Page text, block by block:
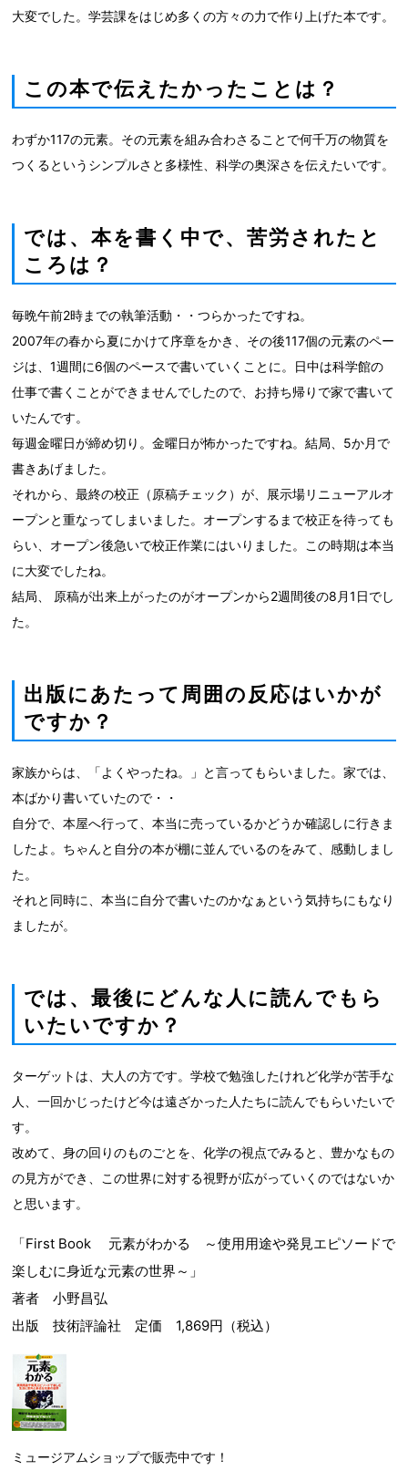
大変でした。学芸課をはじめ多くの方々の力で作り上げた本です。
この本で伝えたかったことは？
わずか117の元素。その元素を組み合わさることで何千万の物質を
つくるというシンプルさと多様性、科学の奥深さを伝えたいです。
では、本を書く中で、苦労されたと
ころは？
毎晩午前2時までの執筆活動・・つらかったですね。
2007年の春から夏にかけて序章をかき、その後117個の元素のペー
ジは、1週間に6個のペースで書いていくことに。日中は科学館の
仕事で書くことができませんでしたので、お持ち帰りで家で書いて
いたんです。
毎週金曜日が締め切り。金曜日が怖かったですね。結局、5か月で
書きあげました。
それから、最終の校正（原稿チェック）が、展示場リニューアルオ
ープンと重なってしまいました。オープンするまで校正を待っても
らい、オープン後急いで校正作業にはいりました。この時期は本当
に大変でしたね。
結局、 原稿が出来上がったのがオープンから2週間後の8月1日でし
た。
出版にあたって周囲の反応はいかが
ですか？
家族からは、「よくやったね。」と言ってもらいました。家では、
本ばかり書いていたので・・
自分で、本屋へ行って、本当に売っているかどうか確認しに行きま
したよ。ちゃんと自分の本が棚に並んでいるのをみて、感動しまし
た。
それと同時に、本当に自分で書いたのかなぁという気持ちにもなり
ましたが。
では、最後にどんな人に読んでもら
いたいですか？
ターゲットは、大人の方です。学校で勉強したけれど化学が苦手な
人、一回かじったけど今は遠ざかった人たちに読んでもらいたいで
す。
改めて、身の回りのものごとを、化学の視点でみると、豊かなもの
の見方ができ、この世界に対する視野が広がっていくのではないか
と思います。
「First Book 元素がわかる ～使用用途や発見エピソードで
楽しむに身近な元素の世界～」
著者 小野昌弘
出版 技術評論社 定価 1,869円（税込）
ミュージアムショップで販売中です！